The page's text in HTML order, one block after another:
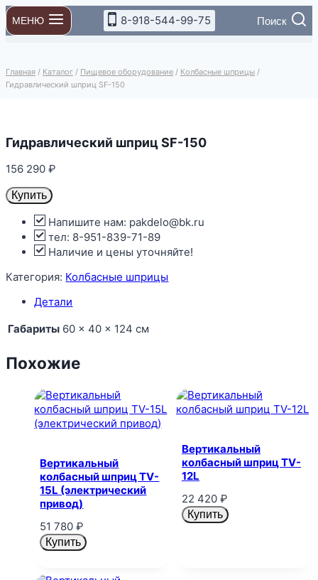
Перейти
к
содержимому
МЕНЮ 8-918-544-99-75 Поиск
Главная / Каталог / Пищевое оборудование / Колбасные шприцы /
Гидравлический шприц SF-150
Гидравлический шприц SF-150
156 290₽
Купить
Напишите нам: pakdelo@bk.ru
тел: 8-951-839-71-89
Наличие и цены уточняйте!
Категория: Колбасные шприцы
Детали
Габариты 60 × 40 × 124 см
Похожие
Вертикальный
колбасный шприц TV-
15L (электрический
привод)
51 780₽
Купить
Вертикальный
колбасный шприц TV-
12L
22 420 ₽
Купить